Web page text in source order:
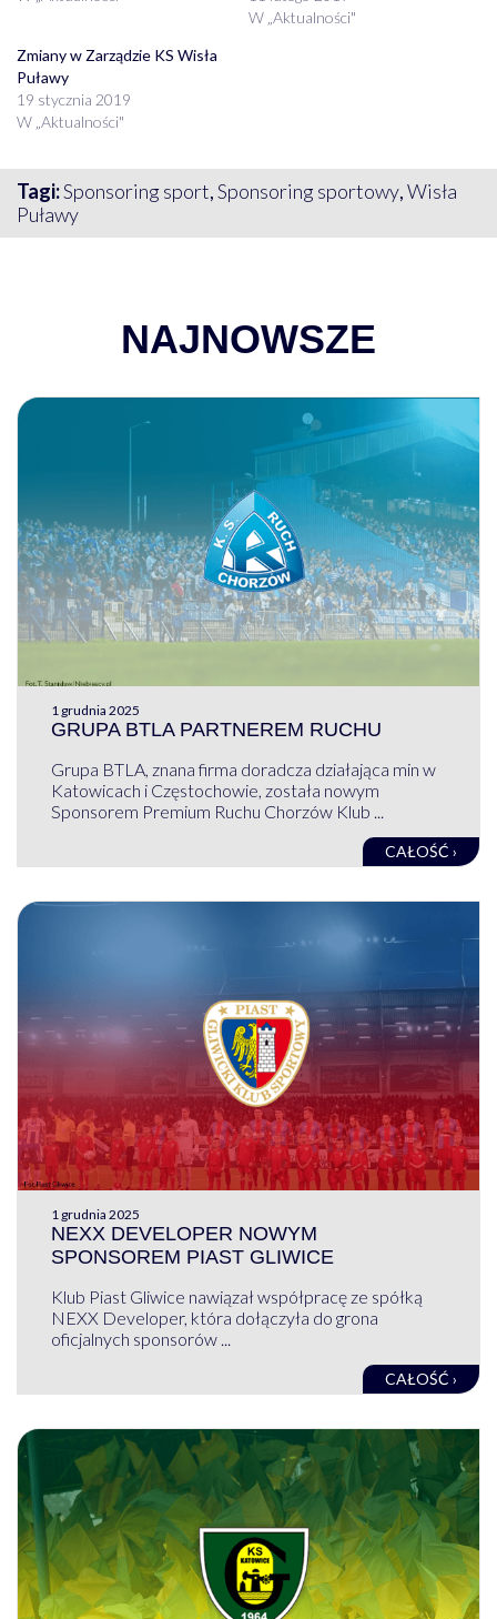
W „Aktualności"
Zmiany w Zarządzie KS Wisła
Puławy
19 stycznia 2019
W „Aktualności"
Tagi:Sponsoring sport,Sponsoring sportowy,Wisła
Puławy
NAJNOWSZE
1 grudnia 2025
GRUPA BTLA PARTNEREM RUCHU
Grupa BTLA, znana firma doradcza działająca min w
Katowicach i Częstochowie, została nowym
Sponsorem Premium Ruchu Chorzów Klub ...
CAŁOŚĆ ›
1 grudnia 2025
NEXX DEVELOPER NOWYM
SPONSOREM PIAST GLIWICE
Klub Piast Gliwice nawiązał współpracę ze spółką
NEXX Developer, która dołączyła do grona
oficjalnych sponsorów ...
CAŁOŚĆ ›